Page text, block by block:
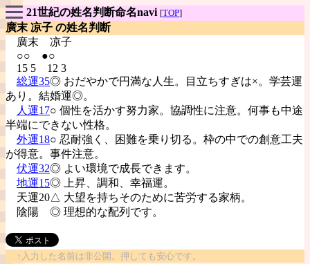
21世紀の姓名判断命名navi [TOP]
廣末 凉子 の姓名判断
廣末 凉子
○○ ●○
15 5 12 3
総運35◎ おだやかで円満な人生。目立ちすぎは×。学芸運
あり。結婚運◎。
人運17○ 個性を活かす努力家。協調性に注意。何事も中途
半端にできない性格。
外運18○ 忍耐強く、困難を乗り切る。枠の中での創意工夫
が得意。事件注意。
伏運32◎ よい環境で成長できます。
地運15◎ 上昇、調和、幸福運。
天運20△ 大望を持ちそのために苦労する家柄。
陰陽 ◎ 理想的な配列です。
↑入力した名前は非公開。押しても安心です。